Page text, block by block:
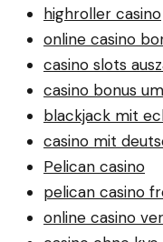
highroller casino
online casino
casino slots
casino bonus
blackjack mit
casino mit
Pelican casino
pelican casino
online casino